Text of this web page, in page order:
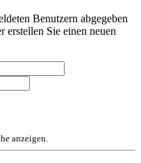
Benutzern abgegeben
erstellen Sie einen neuen
anzeigen.